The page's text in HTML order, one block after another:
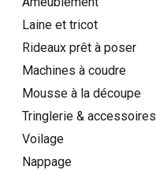
Laine et tricot
Rideaux prêt à poser
Machines à coudre
Mousse à la découpe
Tringlerie & accessoires
Voilage
Nappage